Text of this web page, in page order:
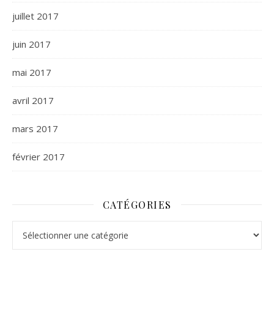
juillet 2017
juin 2017
mai 2017
avril 2017
mars 2017
février 2017
CATÉGORIES